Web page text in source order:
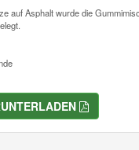
auf Asphalt wurde die